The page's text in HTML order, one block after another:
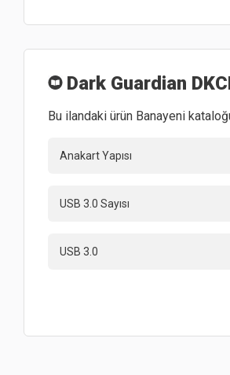
Dark Guardian
Bu ilandaki ürün Banayeni
Anakart Yapısı
USB 3.0 Sayısı
USB 3.0